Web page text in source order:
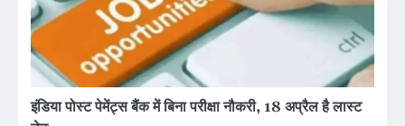
इंडिया पोस्ट पेमेंट्स बैंक में बिना परीक्षा नौकरी, 18 अप्रैल है लास्ट